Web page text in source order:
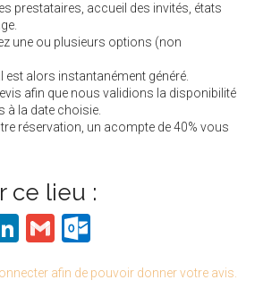
prestataires, accueil des invités, états
une ou plusieurs options (non
est alors instantanément généré.
afin que nous validions la disponibilité
à la date choisie.
réservation, un acompte de 40% vous
ce lieu :
LinkedIn
Gmail
afin de pouvoir donner votre avis.